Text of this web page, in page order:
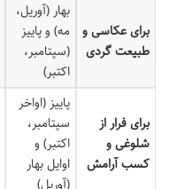
برای عکاسی و
طبیعت گردی
بهار (آوریل،
مه) و پاییز
(سپتامبر،
اکتبر)
برای فرار از
شلوغی و
کسب آرامش
پاییز (اواخر
سپتامبر،
اکتبر) و
اوایل بهار
(آوریل)